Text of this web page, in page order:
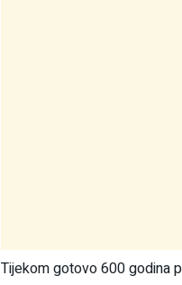
Tijekom gotovo 600 godina